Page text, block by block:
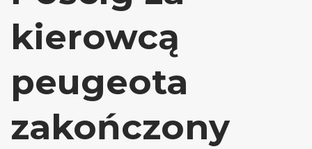
kierowcą
peugeota
zakończony